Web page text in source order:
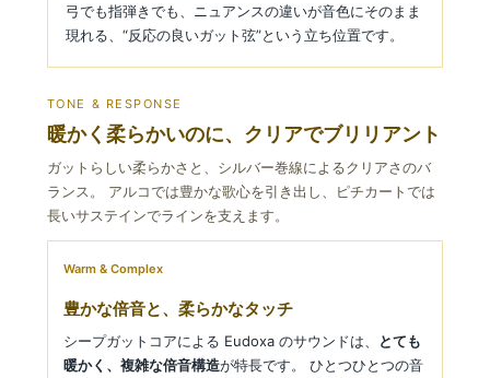
弓でも指弾きでも、ニュアンスの違いが音色にそのまま
現れる、“反応の良いガット弦”という立ち位置です。
TONE & RESPONSE
暖かく柔らかいのに、クリアでブリリアント
ガットらしい柔らかさと、シルバー巻線によるクリアさのバ
ランス。 アルコでは豊かな歌心を引き出し、ピチカートでは
長いサステインでラインを支えます。
Warm & Complex
豊かな倍音と、柔らかなタッチ
シープガットコアによる Eudoxa のサウンドは、
とても
暖かく、複雑な倍音構造が特長です。 ひとつひとつの音